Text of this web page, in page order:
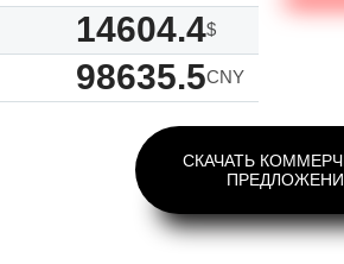
14604.4$
98635.5CNY
СКАЧАТЬ